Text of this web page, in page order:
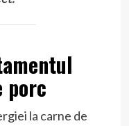
porc
la carne de